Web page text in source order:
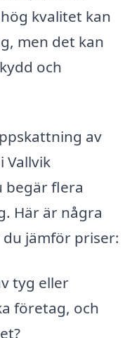
kvalitet kan
men det kan
och
av
Vallvik
begär flera
Här är några
jämför priser:
tyg eller
företag, och